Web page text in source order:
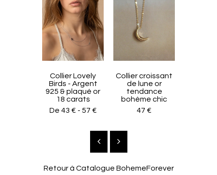
Collier Lovely
Birds - Argent
925 & plaqué or
18 carats
De 43 € - 57 €
Collier croissant
de lune or
tendance
bohème chic
47 €
Retour à Catalogue BohemeForever